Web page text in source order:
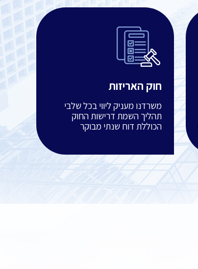
חוק האריזות
משרדנו מעניק ליווי בכל שלבי
תהליך השמת דרישות החוק
הכוללת דוח שנתי מבוקר